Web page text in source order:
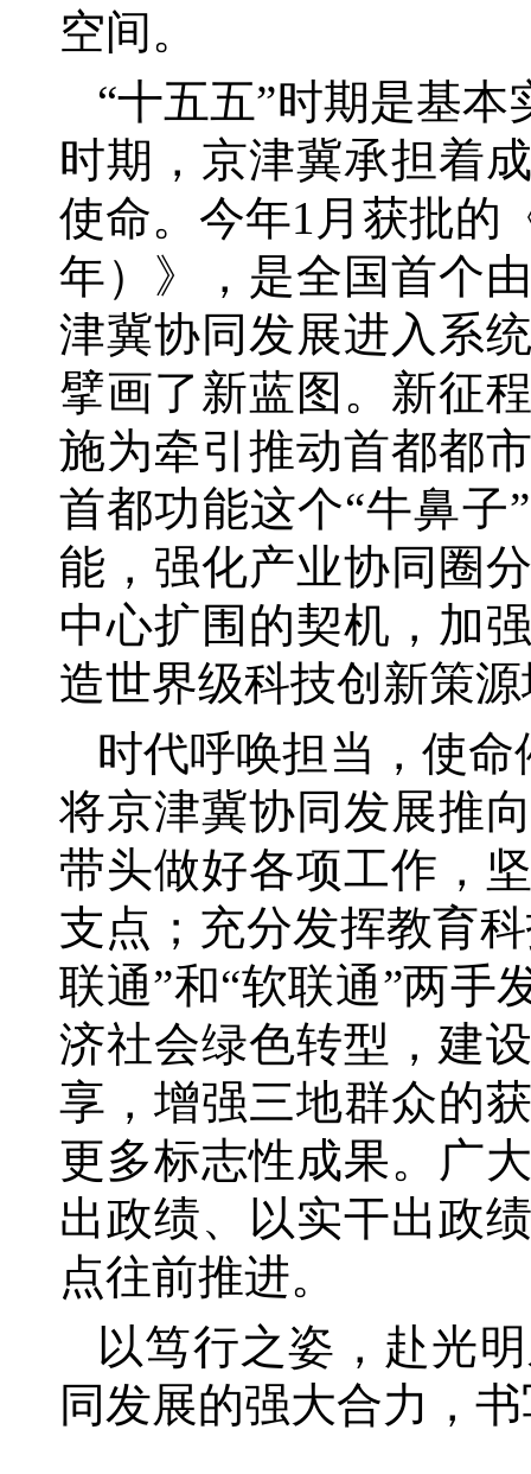
空间。
“十五五”时期是基
时期，京津冀承担着
使命。今年1月获批的
年）》，是全国首个
津冀协同发展进入系
擘画了新蓝图。新征
施为牵引推动首都都
首都功能这个“牛鼻子
能，强化产业协同圈
中心扩围的契机，加
造世界级科技创新策
时代呼唤担当，使
将京津冀协同发展推
带头做好各项工作，
支点；充分发挥教育
联通”和“软联通”两手
济社会绿色转型，建
享，增强三地群众的
更多标志性成果。广
出政绩、以实干出政
点往前推进。
以笃行之姿，赴光
同发展的强大合力，